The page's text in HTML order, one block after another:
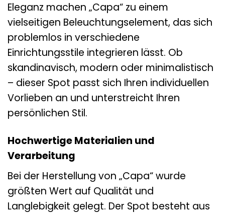
Eleganz machen „Capa“ zu einem
vielseitigen Beleuchtungselement, das sich
problemlos in verschiedene
Einrichtungsstile integrieren lässt. Ob
skandinavisch, modern oder minimalistisch
– dieser Spot passt sich Ihren individuellen
Vorlieben an und unterstreicht Ihren
persönlichen Stil.
Hochwertige Materialien und
Verarbeitung
Bei der Herstellung von „Capa“ wurde
größten Wert auf Qualität und
Langlebigkeit gelegt. Der Spot besteht aus